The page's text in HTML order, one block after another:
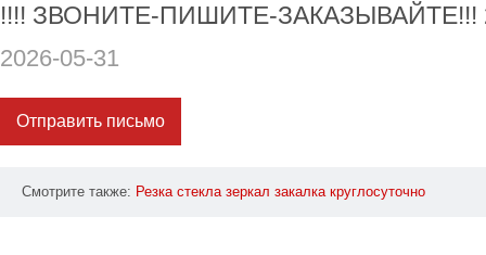
!!!! ЗВОНИТЕ-ПИШИТЕ-ЗАКАЗЫВАЙТЕ!!!
2026-05-31
Отправить письмо
Смотрите также: Резка стекла зеркал закалка круглосуточно